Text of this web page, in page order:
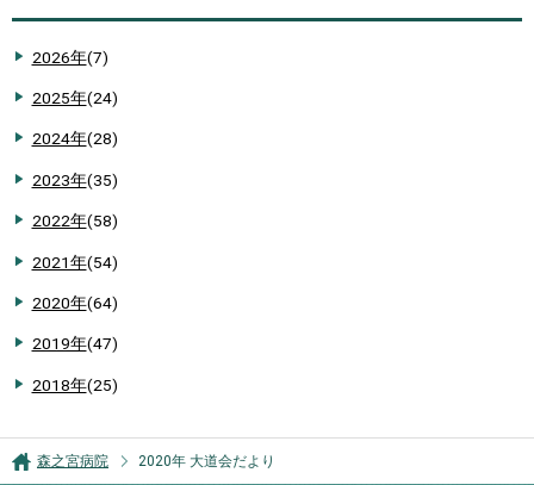
2026年(7)
2025年(24)
2024年(28)
2023年(35)
2022年(58)
2021年(54)
2020年(64)
2019年(47)
2018年(25)
森之宮病院 2020年 大道会だより